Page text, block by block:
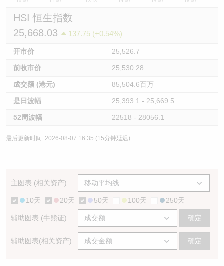
HSI 恒生指数
25,668.03
137.75 (+0.54%)
开市价 25,526.7
前收市价 25,530.28
成交额 (港元) 85,504.6百万
是日波幅 25,393.1 - 25,669.5
52周波幅 22518 - 28056.1
最后更新时间: 2026-08-07 16:35 (15分钟延迟)
主图表 (相关资产)
10天 20天 50天 100天 250天
辅助图表 (牛熊证) 确定
辅助图表(相关资产) 确定